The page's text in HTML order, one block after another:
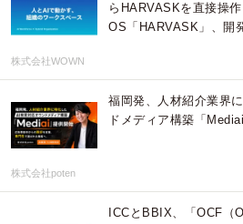
らHARVASKを直接操
OS「HARVASK」、開
株式会社WOWN
福岡発、人材紹介業界
ドメディア構築「
株式会社poten
ICCとBBIX、「OCF（